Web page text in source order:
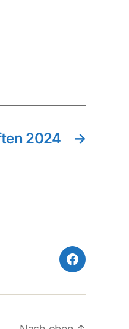
→
2024
Facebook